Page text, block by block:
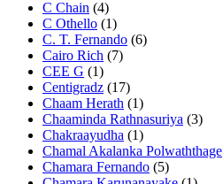
C Chain (4)
C Othello (1)
C. T. Fernando (6)
Cairo Rich (7)
CEE G (1)
Centigradz (17)
Chaam Herath (1)
Chaaminda Rathnasuriya (3)
Chakraayudha (1)
Chamal Akalanka Polwaththage
Chamara Fernando (5)